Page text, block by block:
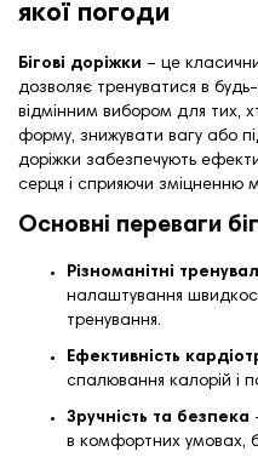
якої погоди
Бігові доріжки – це
дозволяє тренуватися в
відмінним вибором для тих,
форму, знижувати вагу або
доріжки забезпечують
серця і сприяючи зміцненню
Основні переваги
Різноманітні
налаштування
тренування.
Ефективність
спалювання калорій і
Зручність та безпека
в комфортних умовах,